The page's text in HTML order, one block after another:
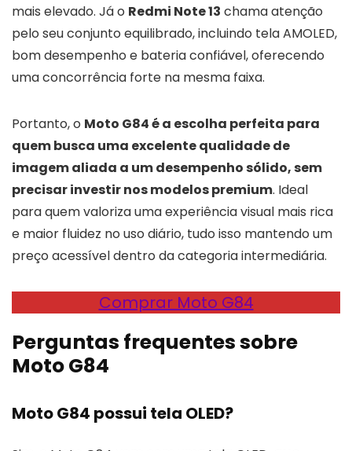
mais elevado. Já o Redmi Note 13 chama atenção
pelo seu conjunto equilibrado, incluindo tela AMOLED,
bom desempenho e bateria confiável, oferecendo
uma concorrência forte na mesma faixa.
Portanto, o Moto G84 é a escolha perfeita para
quem busca uma excelente qualidade de
imagem aliada a um desempenho sólido, sem
precisar investir nos modelos premium. Ideal
para quem valoriza uma experiência visual mais rica
e maior fluidez no uso diário, tudo isso mantendo um
preço acessível dentro da categoria intermediária.
Comprar Moto G84
Perguntas frequentes sobre
Moto G84
Moto G84 possui tela OLED?